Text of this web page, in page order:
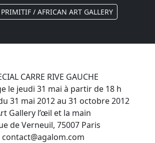
/ AFRICAN ART GALLERY
CARRE RIVE GAUCHE
le jeudi 31 mai à partir de 18 h
31 mai 2012 au 31 octobre 2012
Gallery l’œil et la main
de Verneuil, 75007 Paris
contact@agalom.com